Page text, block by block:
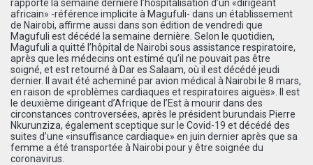
rapporté la semaine dernière l’hospitalisation d’un «dirigeant
africain» -référence implicite à Magufuli- dans un établissement
de Nairobi, affirme aussi dans son édition de vendredi que
Magufuli est décédé la semaine dernière. Selon le quotidien,
Magufuli a quitté l’hôpital de Nairobi sous assistance respiratoire,
après que les médecins ont estimé qu’il ne pouvait pas être
soigné, et est retourné à Dar es Salaam, où il est décédé jeudi
dernier. Il avait été acheminé par avion médical à Nairobi le 8 mars,
en raison de «problèmes cardiaques et respiratoires aiguës». Il est
le deuxième dirigeant d’Afrique de l’Est à mourir dans des
circonstances controversées, après le président burundais Pierre
Nkurunziza, également sceptique sur le Covid-19 et décédé des
suites d’une «insuffisance cardiaque» en juin dernier après que sa
femme a été transportée à Nairobi pour y être soignée du
coronavirus.